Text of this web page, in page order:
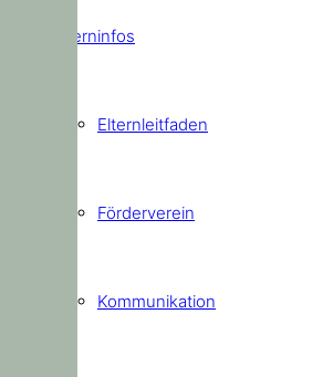
Elterninfos
Elternleitfaden
Förderverein
Kommunikation